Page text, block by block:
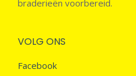
braderieën voorbereid.
VOLG ONS
Facebook